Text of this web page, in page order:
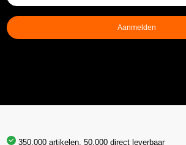
mailadres(Vereist)
Aanmelden
350.000 artikelen, 50.000 direct leverbaar